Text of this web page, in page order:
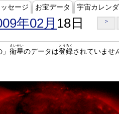
セージ お宝データ 宇宙カレン
年02月 18日 >
衛星
えいせい
のデータは登録
とうろく
されていませ